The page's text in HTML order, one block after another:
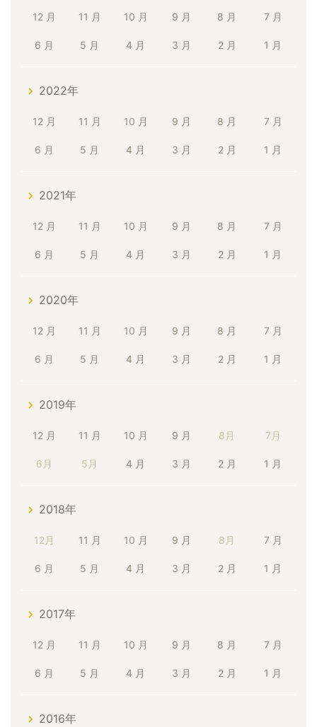
12 月 11 月 10 月 9 月 8 月 7 月
6 月 5 月 4 月 3 月 2 月 1 月
2022年
12 月 11 月 10 月 9 月 8 月 7 月
6 月 5 月 4 月 3 月 2 月 1 月
2021年
12 月 11 月 10 月 9 月 8 月 7 月
6 月 5 月 4 月 3 月 2 月 1 月
2020年
12 月 11 月 10 月 9 月 8 月 7 月
6 月 5 月 4 月 3 月 2 月 1 月
2019年
12 月 11 月 10 月 9 月 8月 7月
6月 5月 4 月 3 月 2 月 1 月
2018年
12月 11 月 10 月 9 月 8月 7 月
6 月 5 月 4 月 3 月 2 月 1 月
2017年
12 月 11 月 10 月 9 月 8 月 7 月
6 月 5 月 4 月 3 月 2 月 1 月
2016年